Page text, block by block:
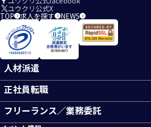
ユウクリ公式X
TOP 求人を探す NEWS
人材派遣
正社員転職
フリーランス／業務委託